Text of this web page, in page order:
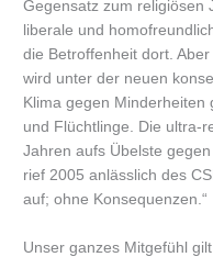
Gegensatz zum religiösen
liberale und
die Betroffenheit dort.
wird unter der neuen
Klima gegen Minderheiten
und Flüchtlinge. Die ultra-
Jahren aufs Übelste
rief 2005 anlässlich des
auf; ohne Konsequenzen.“
Unser ganzes Mitgefühl